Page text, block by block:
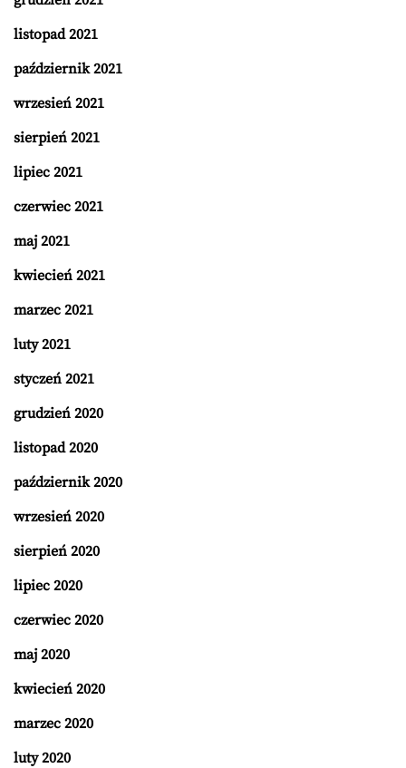
listopad 2021
październik 2021
wrzesień 2021
sierpień 2021
lipiec 2021
czerwiec 2021
maj 2021
kwiecień 2021
marzec 2021
luty 2021
styczeń 2021
grudzień 2020
listopad 2020
październik 2020
wrzesień 2020
sierpień 2020
lipiec 2020
czerwiec 2020
maj 2020
kwiecień 2020
marzec 2020
luty 2020